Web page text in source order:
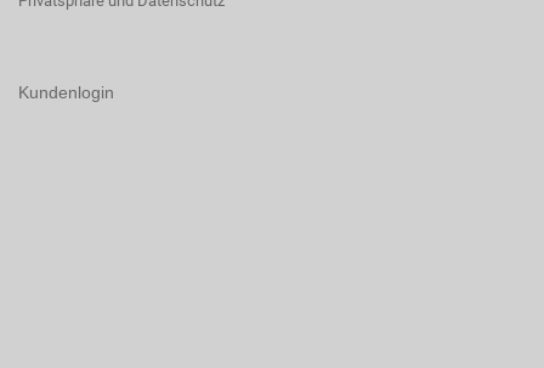
Kundenlogin